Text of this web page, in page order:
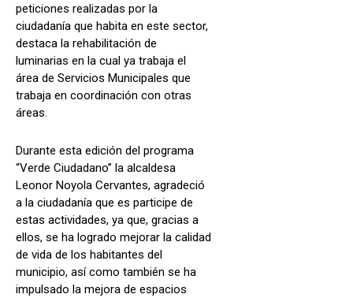
peticiones realizadas por la
ciudadanía que habita en este sector,
destaca la rehabilitación de
luminarias en la cual ya trabaja el
área de Servicios Municipales que
trabaja en coordinación con otras
áreas.
Durante esta edición del programa
“Verde Ciudadano” la alcaldesa
Leonor Noyola Cervantes, agradeció
a la ciudadanía que es participe de
estas actividades, ya que, gracias a
ellos, se ha logrado mejorar la calidad
de vida de los habitantes del
municipio, así como también se ha
impulsado la mejora de espacios